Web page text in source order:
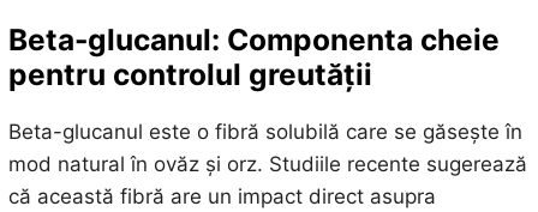
Beta-glucanul: Componenta cheie
pentru controlul greutății
Beta-glucanul este o fibră solubilă care se găsește în
mod natural în ovăz și orz. Studiile recente sugerează
că această fibră are un impact direct asupra